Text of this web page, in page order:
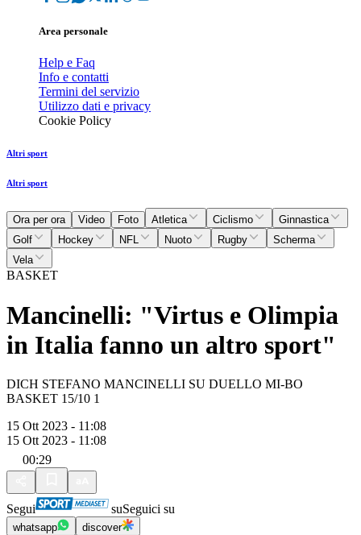
Area personale
Help e Faq
Info e contatti
Termini del servizio
Utilizzo dati e privacy
Cookie Policy
Altri sport
Altri sport
Ora per ora Video Foto Atletica Ciclismo
Ginnastica
Golf
Hockey NFL Nuoto Rugby
Scherma
Vela
BASKET
Mancinelli: "Virtus e Olimpia
in Italia fanno un altro sport"
DICH STEFANO MANCINELLI SU DUELLO MI-BO
BASKET 15/10 1
15 Ott 2023 - 11:08
15 Ott 2023 - 11:08
00:29
Segui suSeguici su
whatsapp discover